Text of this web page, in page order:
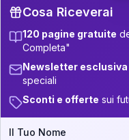
12.5-13.5
13.5-14 +3
14-16 +5
16-17.5 + 3
Zone
Clicca su ogni
Cosa Riceverai
120 pagine gratuite
Completa"
Newsletter esclusiva
speciali
Sconti e offerte sui
Il Tuo Nome